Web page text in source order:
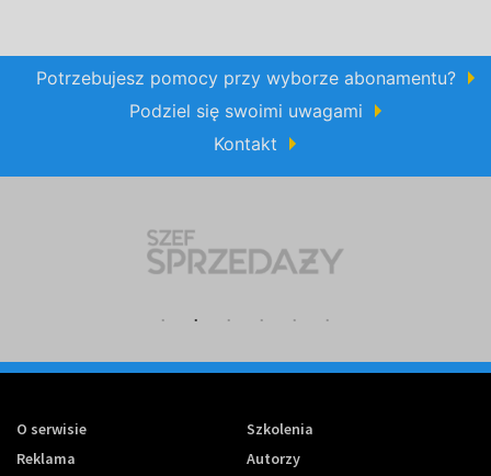
Potrzebujesz pomocy przy wyborze abonamentu?
Podziel się swoimi uwagami
Kontakt
O serwisie
Szkolenia
Reklama
Autorzy